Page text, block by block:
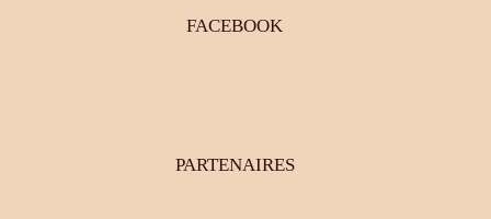
FACEBOOK
PARTENAIRES